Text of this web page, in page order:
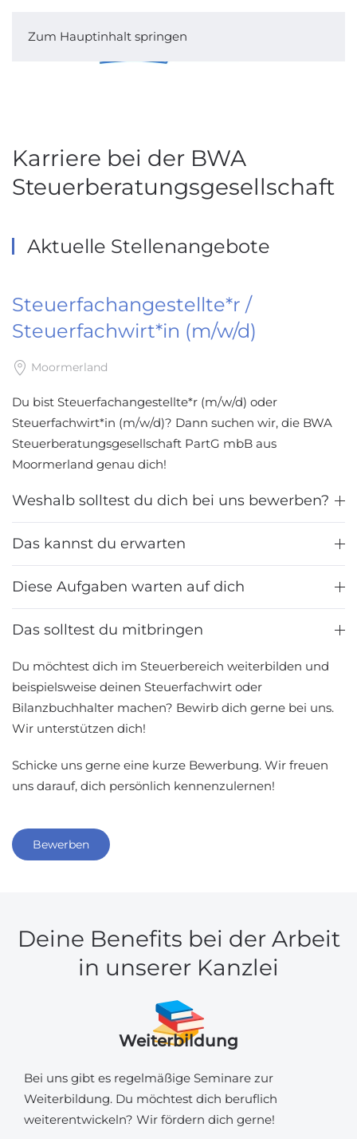
Zum Hauptinhalt springen
Karriere bei der BWA
Steuerberatungsgesellschaft
Aktuelle Stellenangebote
Steuerfachangestellte*r /
Steuerfachwirt*in (m/w/d)
Moormerland
Du bist Steuerfachangestellte*r (m/w/d) oder
Steuerfachwirt*in (m/w/d)? Dann suchen wir, die BWA
Steuerberatungsgesellschaft PartG mbB aus
Moormerland genau dich!
Weshalb solltest du dich bei uns bewerben?
Das kannst du erwarten
Diese Aufgaben warten auf dich
Das solltest du mitbringen
Du möchtest dich im Steuerbereich weiterbilden und
beispielsweise deinen Steuerfachwirt oder
Bilanzbuchhalter machen? Bewirb dich gerne bei uns.
Wir unterstützen dich!
Schicke uns gerne eine kurze Bewerbung. Wir freuen
uns darauf, dich persönlich kennenzulernen!
Bewerben
Deine Benefits bei der Arbeit
in unserer Kanzlei
Weiterbildung
Bei uns gibt es regelmäßige Seminare zur
Weiterbildung. Du möchtest dich beruflich
weiterentwickeln? Wir fördern dich gerne!